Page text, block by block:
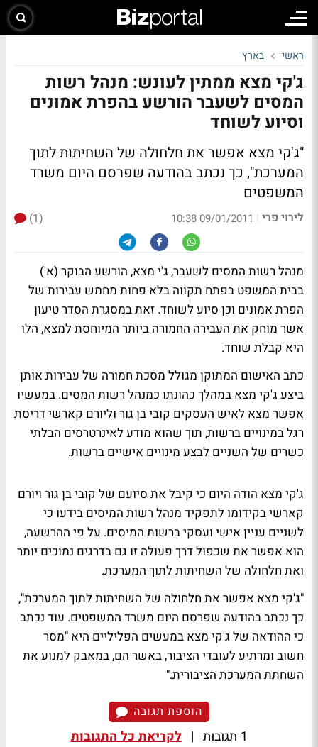
ראשי בארץ
ג'קי מצא ממתין לעונש: מנהל רשות
המסים לשעבר הורשע בהפרת אמונים
וסיוע לשוחד
"ג'קי מצא אפשר את חלחולה של השחיתות לתוך
המערכת", כך נכתב בהודעה שפרסם היום משרד
המשפטים
לירוי פרי |
09/01/2011 10:38
(1)
מנהל רשות המסים לשעבר, ג'י מצא, הורשע הבוקר (א')
בבית המשפט בפתח תקווה בלא פחות מחמש עבירות של
הפרת אמונים וכן סיוע לשוחד. זאת במסגרת הסדר טיעון
אשר מוחק את העבירה החמורה ביותר המיוחסת למצא, הלו
היא קבלת שוחד.
כתב האישום המתוקן מגולל מסכת חמורה של עבירות אותן
ביצע ג'קי מצא במהלך כהונתו כמנהל רשות המסים. במעשיו
אפשר מצא לאיש העסקים קובי בן גור וליורם קארשי דריסת
רגל במינויים ברשות, תוך שהוא מודע לאינרטרסים הבלתי
כשרים של השניים לבצע מינויים אישיים ברשות.
ג'קי מצא הודה היום כי קיבל את סיועם של קובי בן גור ויורם
קארשי בקידומו לתפקיד מנהל רשות המיסים בידעו כי
לשניים עניין אישי ועסקי ברשות המיסים. על פי ההרשעה,
הוא אפשר את שכפול דרך פעולה זו גם בדרגים נמוכים יותר
ואת חלחולה של השחיתות לתוך המערכת.
"ג'קי מצא אפשר את חלחולה של השחיתות לתוך המערכת",
כך נכתב בהודעה שפרסם היום משרד המשפטים. עוד נכתב
כי ההודאה של ג'קי מצא במעשים הפליליים היא "מסר
חשוב ומרתיע לעובדי הציבור, באשר הם, במאבק למנוע את
השחתת המערכת הציבורית."
הוספת תגובה
1 תגובות | לקריאת כל התגובות